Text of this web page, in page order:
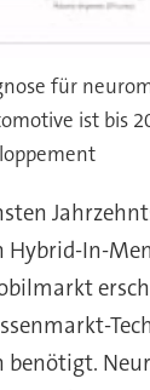
für
ist bis
Hybrid-In-
benötigt.